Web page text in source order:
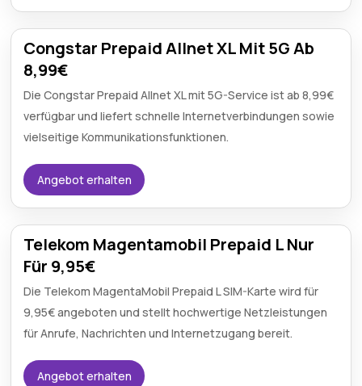
Congstar Prepaid Allnet XL Mit 5G Ab
8,99€
Die Congstar Prepaid Allnet XL mit 5G-Service ist ab 8,99€
verfügbar und liefert schnelle Internetverbindungen sowie
vielseitige Kommunikationsfunktionen.
Angebot erhalten
Telekom Magentamobil Prepaid L Nur
Für 9,95€
Die Telekom MagentaMobil Prepaid L SIM-Karte wird für
9,95€ angeboten und stellt hochwertige Netzleistungen
für Anrufe, Nachrichten und Internetzugang bereit.
Angebot erhalten